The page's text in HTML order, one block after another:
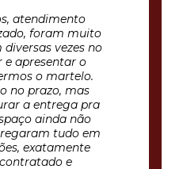
atendimento
foram muito
vezes no
apresentar o
o martelo.
no prazo, mas
a entrega pra
ainda não
tudo em
exatamente
e